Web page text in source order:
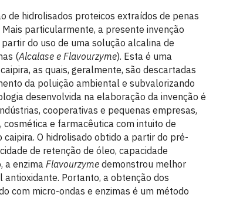
de hidrolisados proteicos extraídos de penas
particularmente, a presente invenção
do uso de uma solução alcalina de
(Alcalase e Flavourzyme). Esta é uma
as quais, geralmente, são descartadas
da poluição ambiental e subvalorizando
desenvolvida na elaboração da invenção é
cooperativas e pequenas empresas,
e farmacêutica com intuito de
O hidrolisado obtido a partir do pré-
de retenção de óleo, capacidade
a enzimaFlavourzyme demonstrou melhor
Portanto, a obtenção dos
com micro-ondas e enzimas é um método